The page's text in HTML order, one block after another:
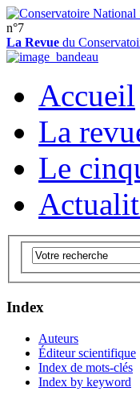
n°7
La Revue du
Accueil
La
Le
Index
Auteurs
Éditeur scientifique
Index de mots-clés
Index by keyword